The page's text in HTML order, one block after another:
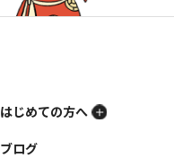
はじめての方へ
ブログ